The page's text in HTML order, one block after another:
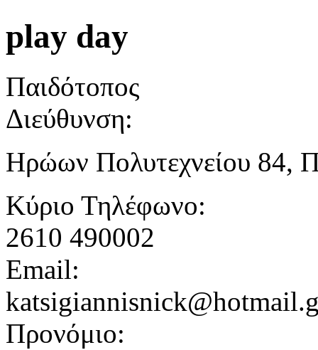
play day
Παιδότοπος
Διεύθυνση:
Ηρώων Πολυτεχνείου 84,
Κύριο Τηλέφωνο:
2610 490002
Email:
Προνόμιο: